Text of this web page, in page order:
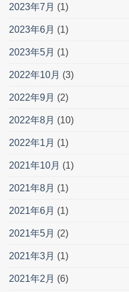
2023年7月 (1)
2023年6月 (1)
2023年5月 (1)
2022年10月 (3)
2022年9月 (2)
2022年8月 (10)
2022年1月 (1)
2021年10月 (1)
2021年8月 (1)
2021年6月 (1)
2021年5月 (2)
2021年3月 (1)
2021年2月 (6)